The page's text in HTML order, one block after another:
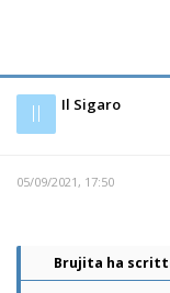
Il Il Sigaro
05/09/2021, 17:50
Brujita ha